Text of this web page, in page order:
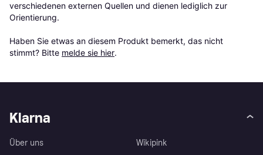
verschiedenen externen Quellen und dienen lediglich zur
Orientierung.
Haben Sie etwas an diesem Produkt bemerkt, das nicht
stimmt? Bitte melde sie hier.
Klarna
Über uns
Wikipink